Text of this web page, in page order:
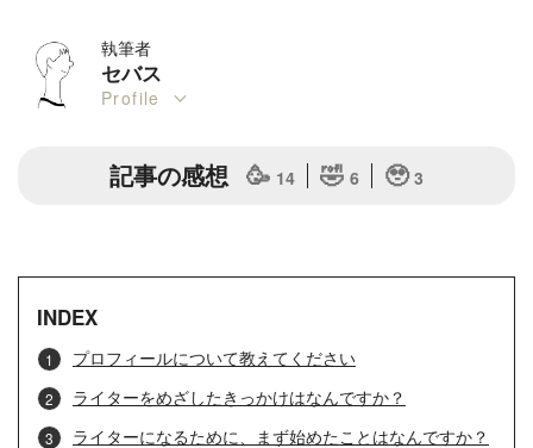
執筆者
セバス
Profile
記事の感想 🥳 14 🤣 6 🥹 3
INDEX
プロフィールについて教えてください
ライターをめざしたきっかけはなんですか？
ライターになるために、まず始めたことはなんですか？